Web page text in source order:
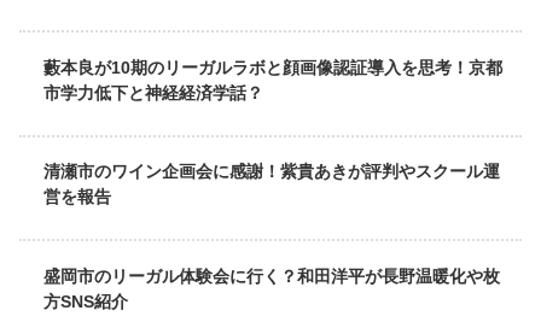
藪本良が10期のリーガルラボと顔画像認証導入を思考！京都
市学力低下と神経経済学話？
清瀬市のワイン企画会に感謝！紫貴あきが評判やスクール運
営を報告
盛岡市のリーガル体験会に行く？和田洋平が長野温暖化や枚
方SNS紹介